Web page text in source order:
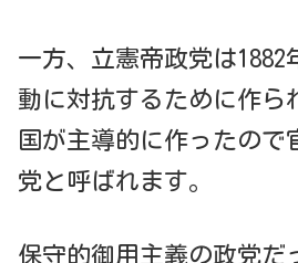
一方、立憲帝政党は1882
動に対抗するために作ら
国が主導的に作ったので
党と呼ばれます。
保守的御用主義の政党だ